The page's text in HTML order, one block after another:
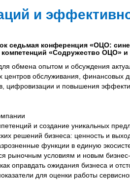
и
седьмая конференция «ОЦО:
«Содружество ОЦО» и
обмена опытом и обсуждения
обслуживания, финансовых
цифровизации и повышения
и создание уникальных
решений бизнеса: ценность и
функции в единую
рыночным условиям и новым
оправдать ожидания бизнеса и
для оценки работы